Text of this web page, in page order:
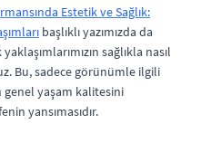
Estetik ve Sağlık:
başlıklı yazımızda da
sağlıkla nasıl
Bu, sadece görünümle ilgili
genel yaşam kalitesini
yansımasıdır.